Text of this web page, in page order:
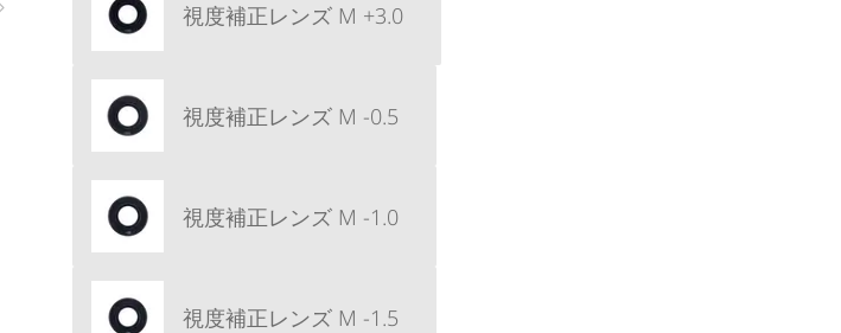
視度補正レンズ M +3.0
視度補正レンズ M -0.5
視度補正レンズ M -1.0
視度補正レンズ M -1.5